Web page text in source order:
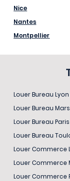
Nice
Nantes
Montpellier
Louer Bureau Lyon
Louer Bureau
Louer Bureau Paris
Louer Bureau
Louer Commerce
Louer Commerce
Louer Commerce